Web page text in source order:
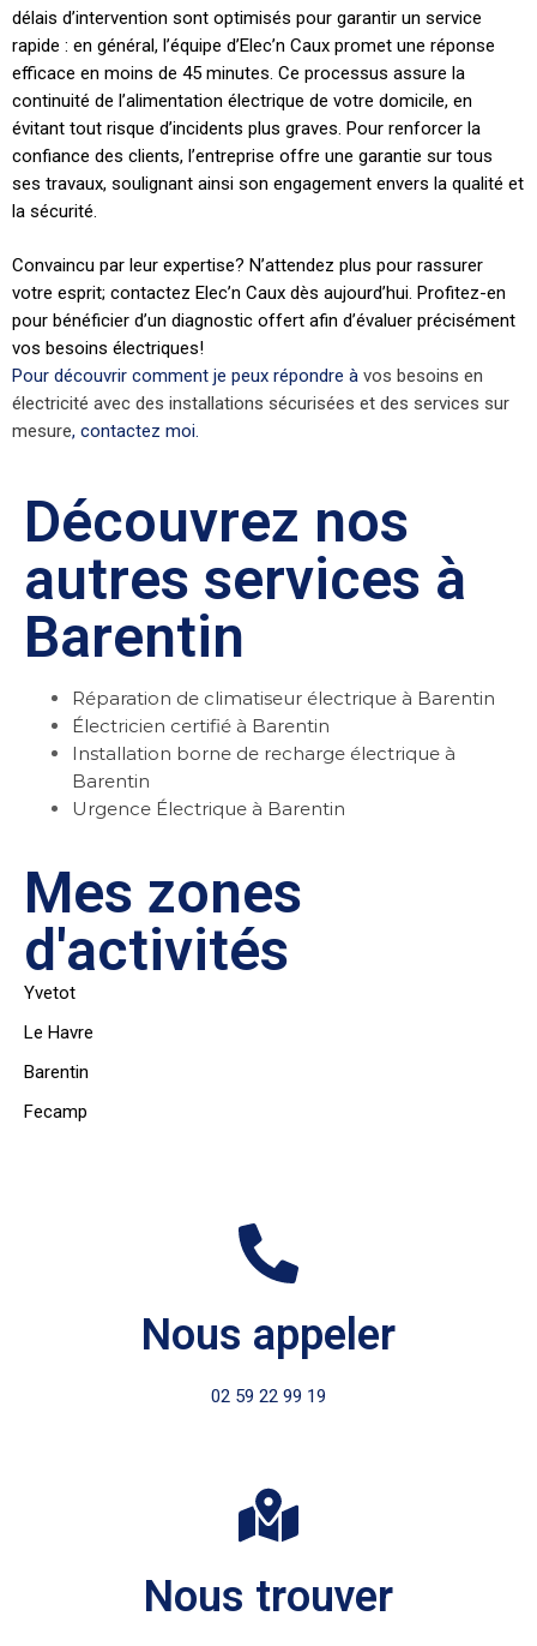
délais d’intervention sont optimisés pour garantir un service
rapide : en général, l’équipe d’Elec’n Caux promet une réponse
efficace en moins de 45 minutes. Ce processus assure la
continuité de l’alimentation électrique de votre domicile, en
évitant tout risque d’incidents plus graves. Pour renforcer la
confiance des clients, l’entreprise offre une garantie sur tous
ses travaux, soulignant ainsi son engagement envers la qualité et
la sécurité.
Convaincu par leur expertise? N’attendez plus pour rassurer
votre esprit; contactez Elec’n Caux dès aujourd’hui. Profitez-en
pour bénéficier d’un diagnostic offert afin d’évaluer précisément
vos besoins électriques!
Pour découvrir comment je peux répondre à vos besoins en
électricité avec des installations sécurisées et des services sur
mesure, contactez moi.
Découvrez nos
autres services à
Barentin
Réparation de climatiseur électrique à Barentin
Électricien certifié à Barentin
Installation borne de recharge électrique à
Barentin
Urgence Électrique à Barentin
Mes zones
d'activités
Yvetot
Le Havre
Barentin
Fecamp
Nous appeler
02 59 22 99 19
Nous trouver